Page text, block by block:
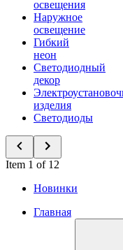
освещения
Наружное
освещение
Гибкий
неон
Светодиодный
декор
изделия
Светодиоды
Item 1 of 12
Новинки
Главная